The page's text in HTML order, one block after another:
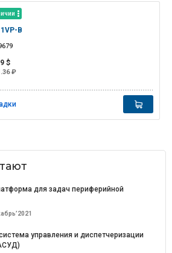
B
$
₽
для задач периферийной
управления и диспетчеризации